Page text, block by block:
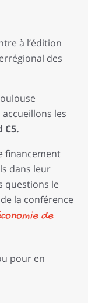
à l’édition
des
les
C5.
financement
dans leur
questions le
la conférence
de
pour en